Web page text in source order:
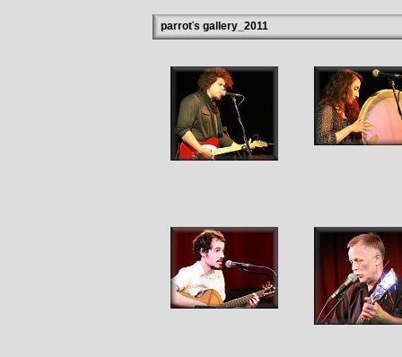
parroťs gallery_2011